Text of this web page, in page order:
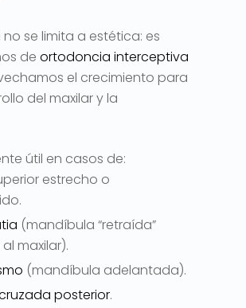
se limita a estética: es
deortodoncia interceptiva
el crecimiento para
del maxilar y la
útil en casos de:
estrecho o
(mandíbula “retraída”
maxilar).
(mandíbula adelantada).
posterior.